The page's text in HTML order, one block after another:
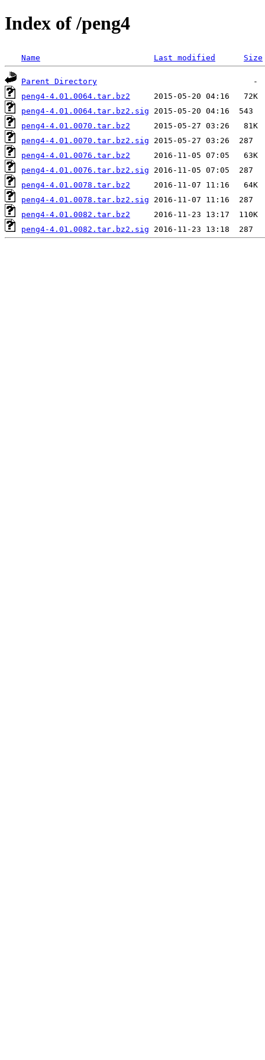
Index of /peng4
Name Last modified Size
Parent Directory
peng4-4.01.0064.tar.bz2
peng4-4.01.0064.tar.bz2.sig
peng4-4.01.0070.tar.bz2
peng4-4.01.0070.tar.bz2.sig
peng4-4.01.0076.tar.bz2
peng4-4.01.0076.tar.bz2.sig
peng4-4.01.0078.tar.bz2
peng4-4.01.0078.tar.bz2.sig
peng4-4.01.0082.tar.bz2
peng4-4.01.0082.tar.bz2.sig